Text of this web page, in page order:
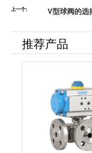
上一个:
V型球阀的选
吗？
推荐产品